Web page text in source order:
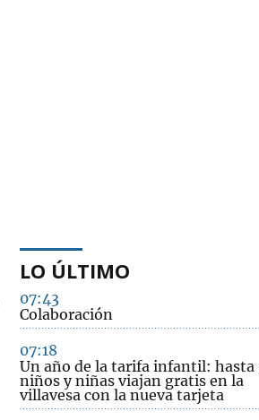
LO ÚLTIMO
07:43
Colaboración
07:18
Un año de la tarifa infantil: hasta
niños y niñas viajan gratis en la
villavesa con la nueva tarjeta